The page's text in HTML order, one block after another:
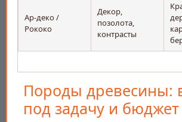
Ар-деко /
Рококо
Декор,
позолота,
контрасты
Породы древесины:
под задачу и бюджет